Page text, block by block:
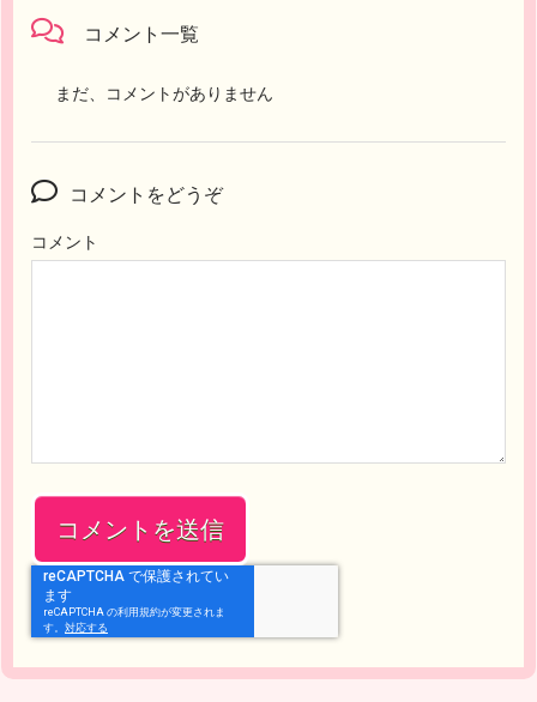
コメント一覧
まだ、コメントがありません
コメントをどうぞ
コメント